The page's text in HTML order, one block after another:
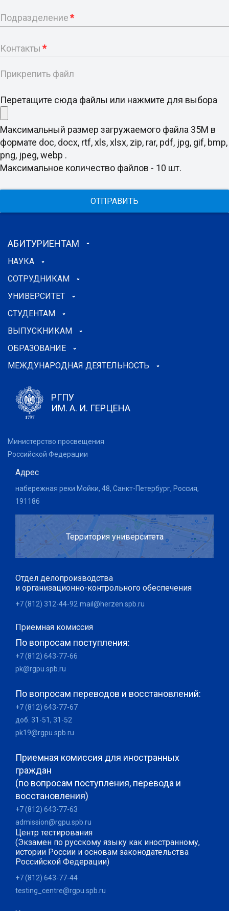
Подразделение*
Контакты *
Прикрепить файл
Перетащите сюда файлы или нажмите для выбора
Максимальный размер загружаемого файла 35M в
формате doc, docx, rtf, xls, xlsx, zip, rar, pdf, jpg, gif, bmp,
png, jpeg, webp .
Максимальное количество файлов - 10 шт.
ОТПРАВИТЬ
АБИТУРИЕНТАМ
НАУКА
СОТРУДНИКАМ
УНИВЕРСИТЕТ
СТУДЕНТАМ
ВЫПУСКНИКАМ
ОБРАЗОВАНИЕ
МЕЖДУНАРОДНАЯ ДЕЯТЕЛЬНОСТЬ
РГПУ
ИМ. А. И. ГЕРЦЕНА
Министерство просвещения
Российской Федерации
Адрес
набережная реки Мойки, 48, Санкт-Петербург, Россия,
191186
Территория университета
Отдел делопроизводства
и организационно-контрольного обеспечения
+7 (812) 312-44-92 mail@herzen.spb.ru
Приемная комиссия
По вопросам поступления:
+7 (812) 643-77-66
pk@rgpu.spb.ru
По вопросам переводов и восстановлений:
+7 (812) 643-77-67
доб. 31-51, 31-52
pk19@rgpu.spb.ru
Приемная комиссия для иностранных
граждан
(по вопросам поступления, перевода и
восстановления)
+7 (812) 643-77-63
admission@rgpu.spb.ru
Центр тестирования
(Экзамен по русскому языку как иностранному,
истории России и основам законодательства
Российской Федерации)
+7 (812) 643-77-44
testing_centre@rgpu.spb.ru